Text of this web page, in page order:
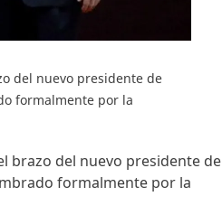
del nuevo presidente de
formalmente por la
brazo del nuevo presidente de
formalmente por la